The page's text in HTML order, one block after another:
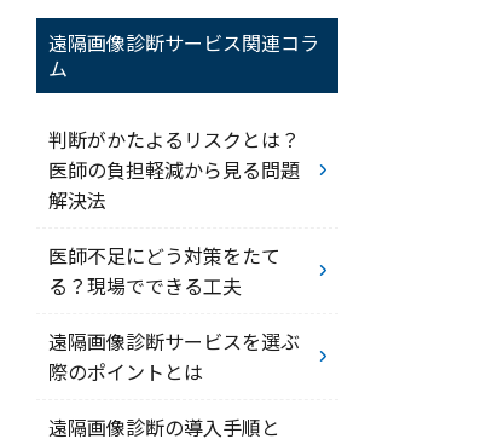
遠隔画像診断サービス関連コラ
ム
判断がかたよるリスクとは？
医師の負担軽減から見る問題
解決法
医師不足にどう対策をたて
る？現場でできる工夫
遠隔画像診断サービスを選ぶ
際のポイントとは
遠隔画像診断の導入手順と